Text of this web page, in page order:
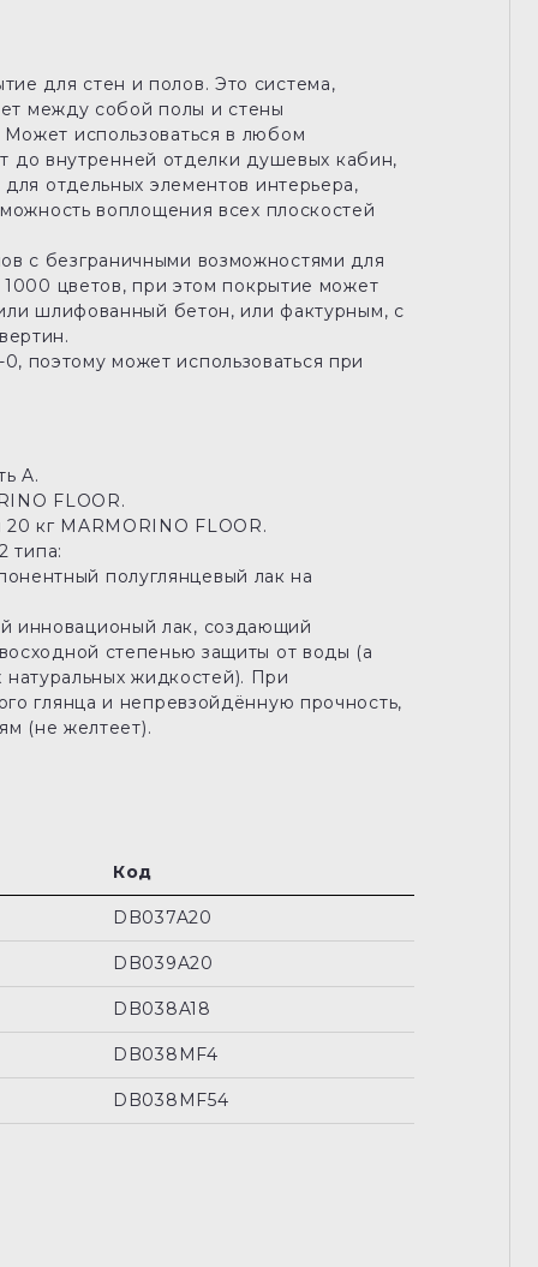
для стен и полов. Это система,
между собой полы и стены
использоваться в любом
до внутренней отделки душевых кабин,
отдельных элементов интерьера,
воплощения всех плоскостей
с безграничными возможностями для
цветов, при этом покрытие может
шлифованный бетон, или фактурным, с
поэтому может использоваться при
A.
FLOOR.
кг MARMORINO FLOOR.
типа:
полуглянцевый лак на
инновационый лак, создающий
степенью защиты от воды (a
натуральных жидкостей). При
глянца и непревзойдённую прочность,
(не желтеет).
Код
DB037A20
DB039A20
DB038A18
DB038MF4
DB038MF54